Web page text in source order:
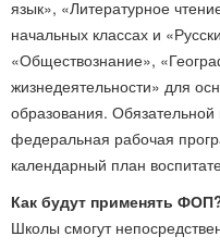
язык», «Литературное
начальных классах и
«Обществознание»,
жизнедеятельности» для
образования.
федеральная рабочая
календарный план
Как будут применять
Школы смогут